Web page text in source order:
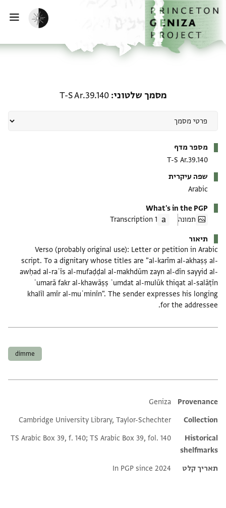
לתוכןהבית
הפעלת מצב כהה
מסמך שלטוני T-S Ar.39.140
מספר מדף
T-S Ar.39.140
שפה עיקרית
Arabic
What's in the PGP
תמונה
1 Transcription
תיאור
Verso (probably original use): Letter or petition in Arabic
script. To a dignitary whose titles are "al-karīm al-akhaṣṣ al-
awḥad al-raʾīs al-mufaḍḍal al-makhdūm zayn al-dīn sayyid al-
ʾumarā fakr al-khawāṣṣ ʿumdat al-mulūk thiqat al-salāṭīn
khalīl amīr al-muʾminīn". The sender expresses his longing
for the addressee.
dimme
Additional metadata
Provenance
Geniza
Collection
Cambridge University Library, Taylor-Schechter
Historical
shelfmarks
TS Arabic Box 39, f. 140; TS Arabic Box 39, fol. 140
תאריך קלט In PGP since 2024